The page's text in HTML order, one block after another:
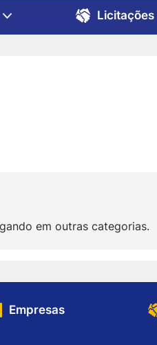
Licitações
em outras categorias.
Empresas